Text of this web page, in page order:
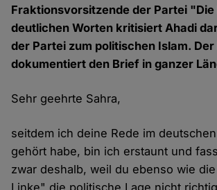
Fraktionsvorsitzende der Partei
deutlichen Worten kritisiert Ahadi
der Partei zum politischen Islam. Der
dokumentiert den Brief in ganzer
Sehr geehrte Sahra,
seitdem ich deine Rede im
gehört habe, bin ich erstaunt und
zwar deshalb, weil du ebenso wie